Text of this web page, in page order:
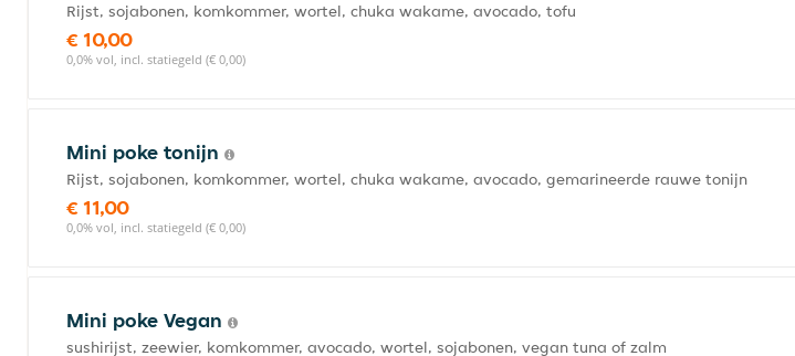
Rijst, sojabonen, komkommer, wortel, chuka wakame, avocado, tofu
€ 10,00
0,0% vol, incl. statiegeld (€ 0,00)
Mini poke tonijn
Rijst, sojabonen, komkommer, wortel, chuka wakame, avocado, gemarineerde rauwe tonijn
€ 11,00
0,0% vol, incl. statiegeld (€ 0,00)
Mini poke Vegan
sushirijst, zeewier, komkommer, avocado, wortel, sojabonen, vegan tuna of zalm